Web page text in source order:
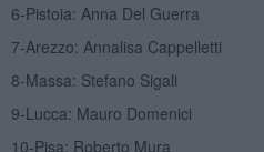
6-Pistoia: Anna Del Guerra
7-Arezzo: Annalisa Cappelletti
8-Massa: Stefano Sigali
9-Lucca: Mauro Domenici
10-Pisa: Roberto Mura